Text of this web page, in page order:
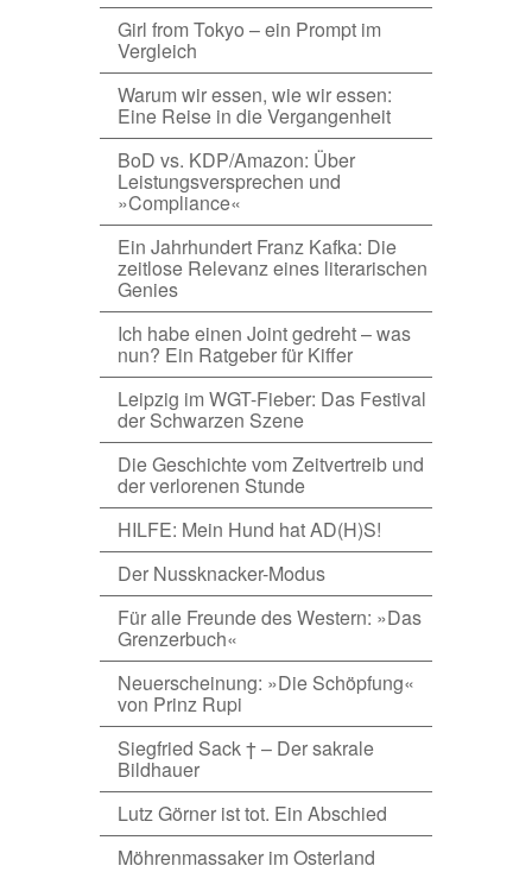
Girl from Tokyo – ein Prompt im
Vergleich
Warum wir essen, wie wir essen:
Eine Reise in die Vergangenheit
BoD vs. KDP/Amazon: Über
Leistungsversprechen und
»Compliance«
Ein Jahrhundert Franz Kafka: Die
zeitlose Relevanz eines literarischen
Genies
Ich habe einen Joint gedreht – was
nun? Ein Ratgeber für Kiffer
Leipzig im WGT-Fieber: Das Festival
der Schwarzen Szene
Die Geschichte vom Zeitvertreib und
der verlorenen Stunde
HILFE: Mein Hund hat AD(H)S!
Der Nussknacker-Modus
Für alle Freunde des Western: »Das
Grenzerbuch«
Neuerscheinung: »Die Schöpfung«
von Prinz Rupi
Siegfried Sack † – Der sakrale
Bildhauer
Lutz Görner ist tot. Ein Abschied
Möhrenmassaker im Osterland